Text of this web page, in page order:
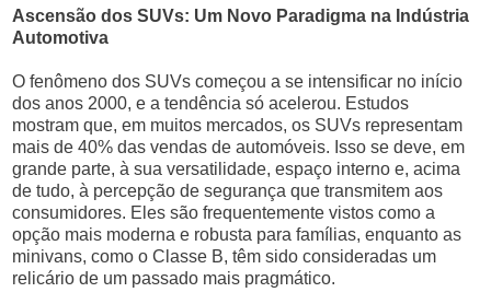
Ascensão dos SUVs: Um Novo Paradigma na Indústria
Automotiva
O fenômeno dos SUVs começou a se intensificar no início
dos anos 2000, e a tendência só acelerou. Estudos
mostram que, em muitos mercados, os SUVs representam
mais de 40% das vendas de automóveis. Isso se deve, em
grande parte, à sua versatilidade, espaço interno e, acima
de tudo, à percepção de segurança que transmitem aos
consumidores. Eles são frequentemente vistos como a
opção mais moderna e robusta para famílias, enquanto as
minivans, como o Classe B, têm sido consideradas um
relicário de um passado mais pragmático.